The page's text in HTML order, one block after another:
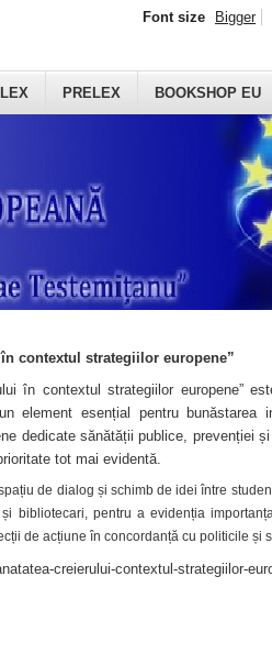
PRELEX BOOKSHOP EU
Font size Bigger
contextul strategiilor europene”
în contextul strategiilor europene”
element esențial pentru bunăstarea
dedicate sănătății publice, prevenției și
tot mai evidentă.
de dialog și schimb de idei între
bibliotecari, pentru a evidenția
de acțiune în concordanță cu politicile și
creierului-contextul-strategiilor-